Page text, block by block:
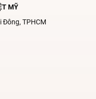
MỸ
Đông, TPHCM